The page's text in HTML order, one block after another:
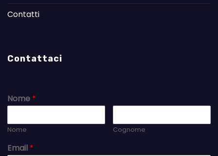
Contatti
Contattaci
Nome *
Nome Cognome
Email *